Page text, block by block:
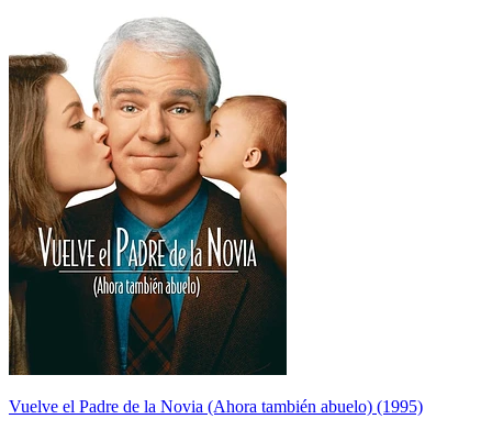
Vuelve el Padre de la Novia (Ahora también abuelo) (1995)